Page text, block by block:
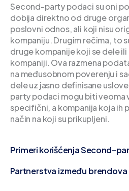
Second-party podaci su oni
dobija direktno od druge
poslovni odnos, ali koji nisu
kompaniju. Drugim rečima, to
druge kompanije koji se dele
kompaniji. Ova razmena
na međusobnom poverenju i
dele uz jasno definisane
party podaci mogu biti veoma
specifični, a kompanija koja ih
način na koji su prikupljeni.
Primeri korišćenja Second-
Partnerstva između brendova